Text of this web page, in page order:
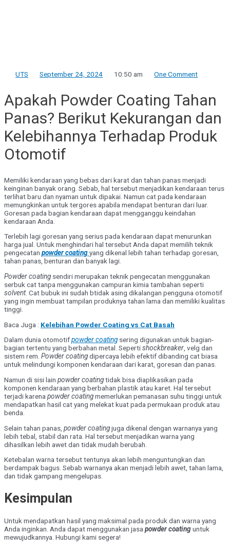
UTS September 24, 2024 10:50 am One Comment
Apakah Powder Coating Tahan
Panas? Berikut Kekurangan dan
Kelebihannya Terhadap Produk
Otomotif
Memiliki kendaraan yang bebas dari karat dan tahan panas menjadi
keinginan banyak orang. Sebab, hal tersebut menjadikan kendaraan terus
terlihat baru dan nyaman untuk dipakai. Namun cat pada kendaraan
memungkinkan untuk tergores apabila mendapat benturan dari luar.
Goresan pada bagian kendaraan dapat mengganggu keindahan
kendaraan Anda.
Terlebih lagi goresan yang serius pada kendaraan dapat menurunkan
harga jual. Untuk menghindari hal tersebut Anda dapat memilih teknik
pengecatan powder coatingyang dikenal lebih tahan terhadap goresan,
tahan panas, benturan dan banyak lagi.
Powder coating sendiri merupakan teknik pengecatan menggunakan
serbuk cat tanpa menggunakan campuran kimia tambahan seperti
solvent. Cat bubuk ini sudah btidak asing dikalangan pengguna otomotif
yang ingin membuat tampilan produknya tahan lama dan memiliki kualitas
tinggi.
Baca Juga : Kelebihan Powder Coating vs Cat Basah
Dalam dunia otomotifpowder coating sering digunakan untuk bagian-
bagian tertentu yang berbahan metal. Sepertishockbreaker, velg dan
sistem rem. Powder coatingdipercaya lebih efektif dibanding cat biasa
untuk melindungi komponen kendaraan dari karat, goresan dan panas.
Namun di sisi lain powder coatingtidak bisa diaplikasikan pada
komponen kendaraan yang berbahan plastik atau karet. Hal tersebut
terjadi karena powder coatingmemerlukan pemanasan suhu tinggi untuk
mendapatkan hasil cat yang melekat kuat pada permukaan produk atau
benda.
Selain tahan panas, powder coatingjuga dikenal dengan warnanya yang
lebih tebal, stabil dan rata. Hal tersebut menjadikan warna yang
dihasilkan lebih awet dan tidak mudah berubah.
Ketebalan warna tersebut tentunya akan lebih menguntungkan dan
berdampak bagus. Sebab warnanya akan menjadi lebih awet, tahan lama,
dan tidak gampang mengelupas.
Kesimpulan
Untuk mendapatkan hasil yang maksimal pada produk dan warna yang
Anda inginkan. Anda dapat menggunakan jasa powder coatinguntuk
mewujudkannya. Hubungi kami segera!